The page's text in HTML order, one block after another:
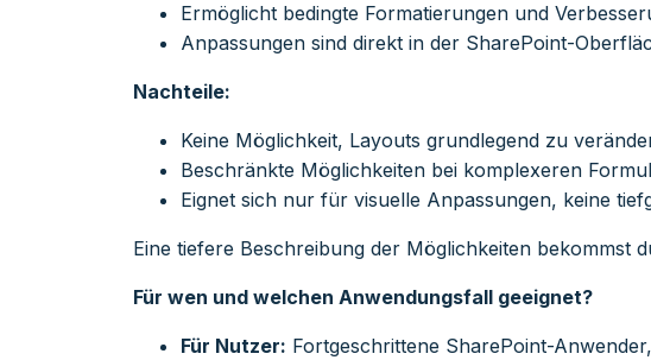
Ermöglicht bedingte Formatierungen und
Anpassungen sind direkt in der SharePoint-
Nachteile:
Keine Möglichkeit, Layouts grundlegend zu
Beschränkte Möglichkeiten bei komplexeren
Eignet sich nur für visuelle Anpassungen, keine
Eine tiefere Beschreibung der Möglichkeiten bekommst
Für wen und welchen Anwendungsfall geeignet?
Für Nutzer: Fortgeschrittene SharePoint-